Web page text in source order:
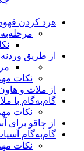
هرد کردن
از طریق
نکات
از ملات و
گام‌به‌گام با
نکات
از چاقو برای
گام‌به‌گام
نکات